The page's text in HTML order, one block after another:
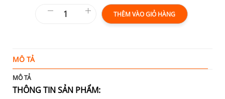
THÊM VÀO GIỎ HÀNG
MÔ TẢ
MÔ TẢ
THÔNG TIN SẢN PHẨM: